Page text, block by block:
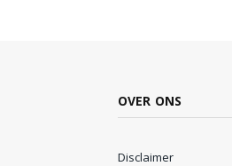
OVER ONS
Disclaimer